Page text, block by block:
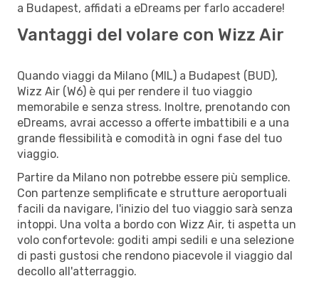
a Budapest, affidati a eDreams per farlo accadere!
Vantaggi del volare con Wizz Air
Quando viaggi da Milano (MIL) a Budapest (BUD),
Wizz Air (W6) è qui per rendere il tuo viaggio
memorabile e senza stress. Inoltre, prenotando con
eDreams, avrai accesso a offerte imbattibili e a una
grande flessibilità e comodità in ogni fase del tuo
viaggio.
Partire da Milano non potrebbe essere più semplice.
Con partenze semplificate e strutture aeroportuali
facili da navigare, l'inizio del tuo viaggio sarà senza
intoppi. Una volta a bordo con Wizz Air, ti aspetta un
volo confortevole: goditi ampi sedili e una selezione
di pasti gustosi che rendono piacevole il viaggio dal
decollo all'atterraggio.